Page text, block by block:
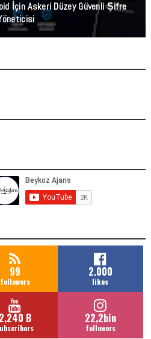
İçin Askeri Düzey Güvenli Şifre
99
followers
2.000
likes
2,240 B 22,2bin
followers